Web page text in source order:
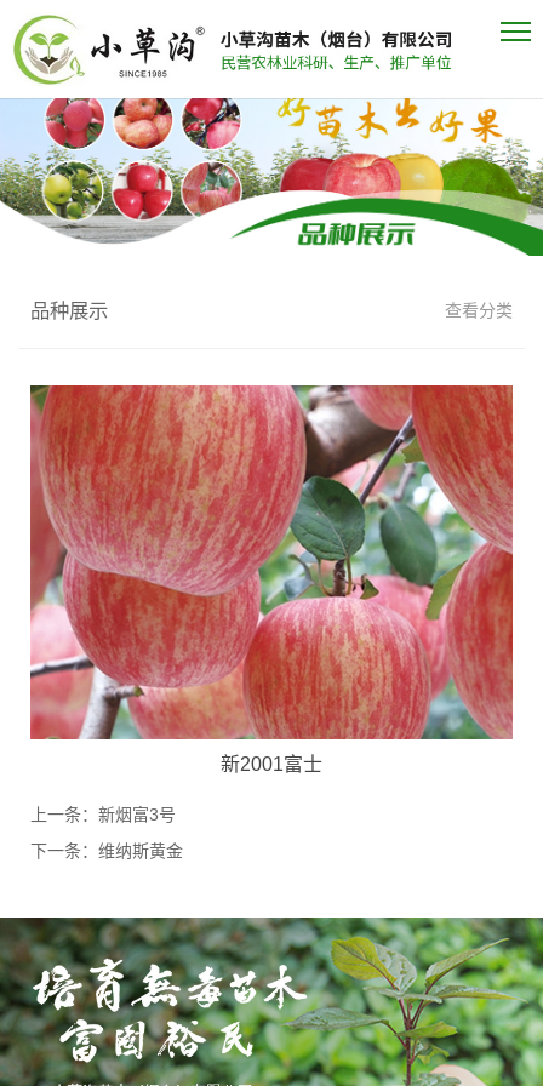
品种展示 查看分类
新2001富士
上一条： 新烟富3号
下一条： 维纳斯黄金